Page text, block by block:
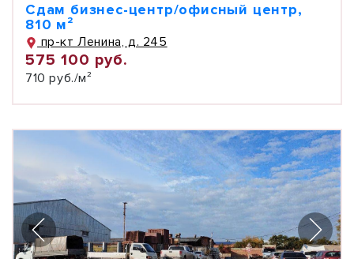
Сдам бизнес-центр/офисный центр,
810 м²
пр-кт Ленина, д. 245
575 100 руб.
710 руб./м²